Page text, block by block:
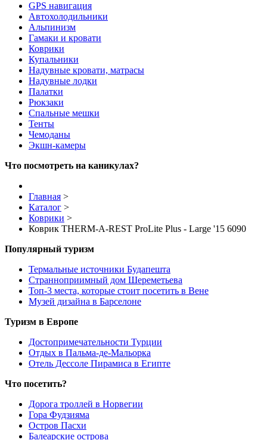
GPS навигация
Автохолодильники
Альпинизм
Гамаки и кровати
Коврики
Купальники
Надувные кровати, матрасы
Надувные лодки
Палатки
Рюкзаки
Спальные мешки
Тенты
Чемоданы
Экшн-камеры
Что посмотреть на каникулах?
Главная >
Каталог >
Коврики >
Коврик THERM-A-REST ProLite Plus - Large '15 6090
Популярный туризм
Термальные источники Будапешта
Странноприимный дом Шереметьева
Топ-3 места, которые стоит посетить в Вене
Музей дизайна в Барселоне
Туризм в Европе
Достопримечательности Турции
Отдых в Пальма-де-Мальорка
Отель Дессоле Пирамиса в Египте
Что посетить?
Дорога троллей в Норвегии
Гора Фудзияма
Остров Пасхи
Балеарские острова